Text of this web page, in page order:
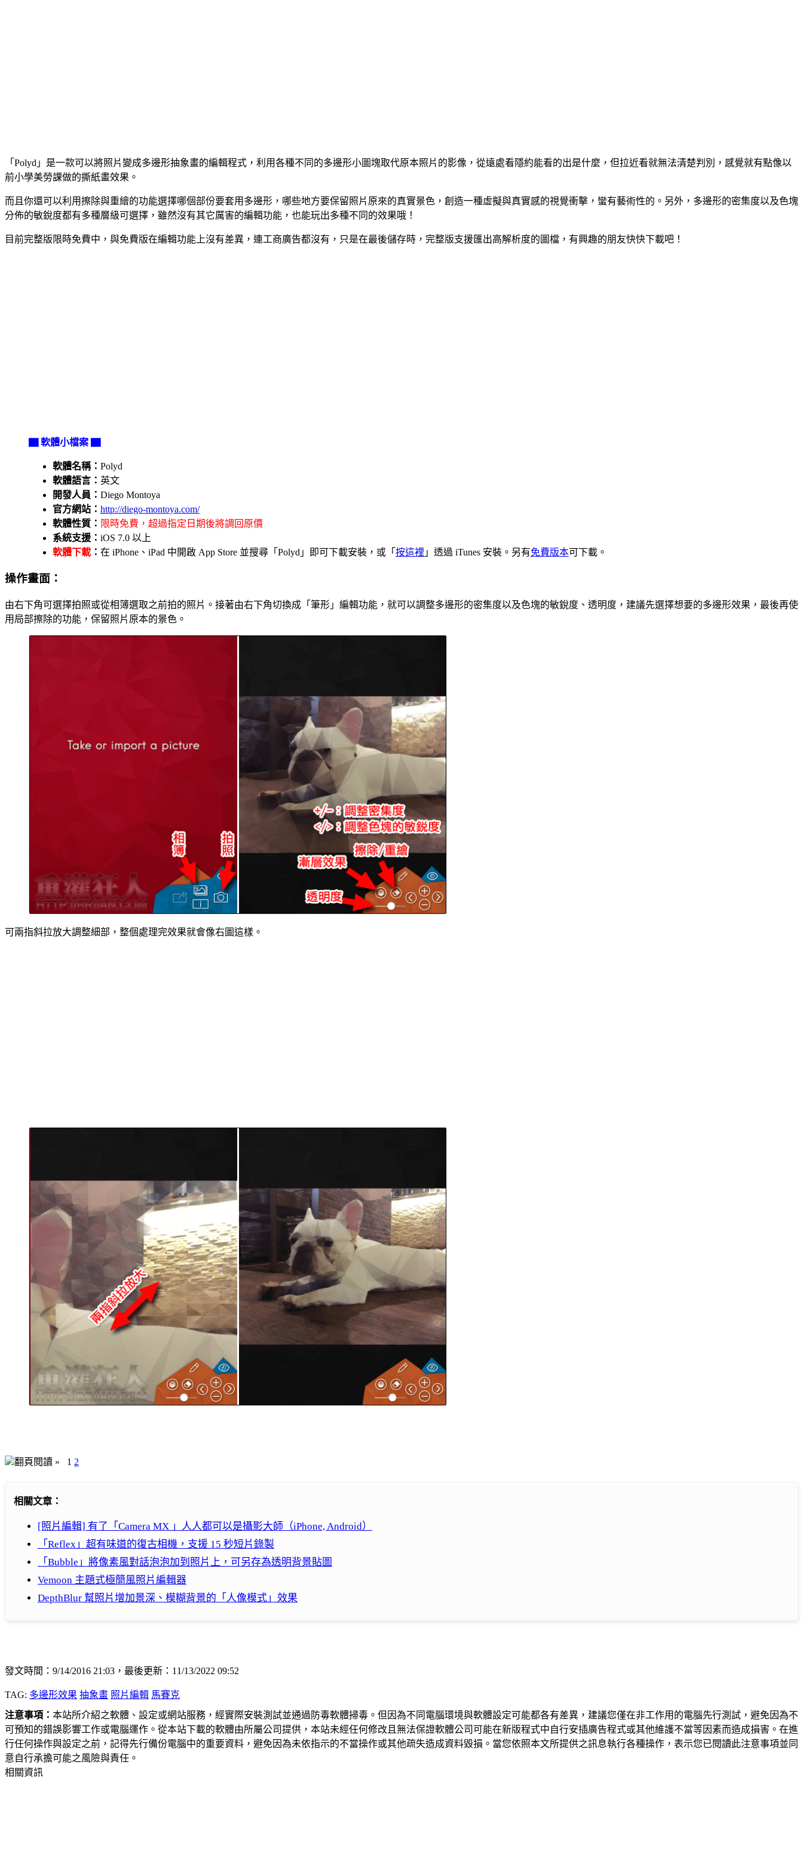
「Polyd」是一款可以將照片變成多邊形抽象畫的編輯程式，利用各種不同的多邊形小圖塊取代原本照片的影像，從遠處看隱約能看的出是什麼，但拉近看就無法清楚判別，感覺就有點像以
前小學美勞課做的撕紙畫效果。
而且你還可以利用擦除與重繪的功能選擇哪個部份要套用多邊形，哪些地方要保留照片原來的真實景色，創造一種虛擬與真實感的視覺衝擊，蠻有藝術性的。另外，多邊形的密集度以及色塊
分佈的敏銳度都有多種層級可選擇，雖然沒有其它厲害的編輯功能，也能玩出多種不同的效果哦！
目前完整版限時免費中，與免費版在編輯功能上沒有差異，連工商廣告都沒有，只是在最後儲存時，完整版支援匯出高解析度的圖檔，有興趣的朋友快快下載吧！
▇ 軟體小檔案 ▇
軟體名稱： Polyd
軟體語言： 英文
開發人員： Diego Montoya
官方網站： http://diego-montoya.com/
軟體性質： 限時免費，超過指定日期後將調回原價
系統支援： iOS 7.0 以上
軟體下載 ： 在 iPhone、iPad 中開啟 App Store 並搜尋「Polyd」即可下載安裝，或「 按這裡 」透過 iTunes 安裝。另有免費版本可下載。
操作畫面：
由右下角可選擇拍照或從相簿選取之前拍的照片。接著由右下角切換成「筆形」編輯功能，就可以調整多邊形的密集度以及色塊的敏銳度、透明度，建議先選擇想要的多邊形效果，最後再使
用局部擦除的功能，保留照片原本的景色。
可兩指斜拉放大調整細部，整個處理完效果就會像右圖這樣。
翻頁閱讀 » 1 2
相關文章：
[照片編輯] 有了「Camera MX 」人人都可以是攝影大師（iPhone, Android）
「Reflex」超有味道的復古相機，支援 15 秒短片錄製
「Bubble」將像素風對話泡泡加到照片上，可另存為透明背景貼圖
Vemoon 主題式極簡風照片編輯器
DepthBlur 幫照片增加景深、模糊背景的「人像模式」效果
發文時間：9/14/2016 21:03，最後更新：11/13/2022 09:52
TAG: 多邊形效果 抽象畫 照片編輯 馬賽克
注意事項： 本站所介紹之軟體、設定或網站服務，經實際安裝測試並通過防毒軟體掃毒。但因為不同電腦環境與軟體設定可能都各有差異，建議您僅在非工作用的電腦先行測試，避免因為不
可預知的錯誤影響工作或電腦運作。從本站下載的軟體由所屬公司提供，本站未經任何修改且無法保證軟體公司可能在新版程式中自行安插廣告程式或其他維護不當等因素而造成損害。在進
行任何操作與設定之前，記得先行備份電腦中的重要資料，避免因為未依指示的不當操作或其他疏失造成資料毀損。當您依照本文所提供之訊息執行各種操作，表示您已閱讀此注意事項並同
意自行承擔可能之風險與責任。
相關資訊